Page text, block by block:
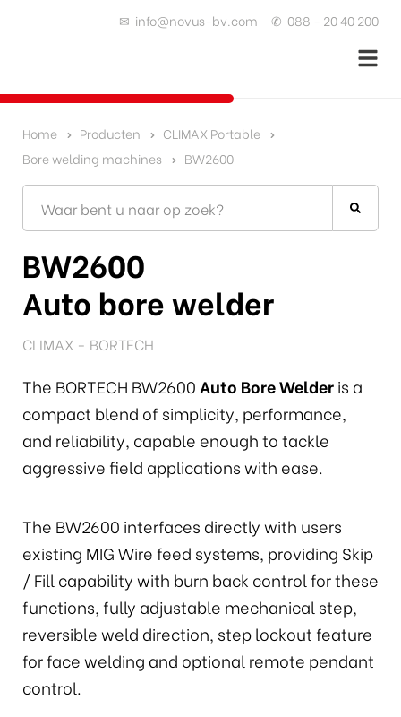
✉ info@novus-bv.com ✆ 088 - 20 40 200
Home Producten
CLIMAX Portable
Bore welding machines
BW2600
BW2600
Auto bore welder
CLIMAX - BORTECH
The BORTECH BW2600 Auto Bore Welderis a
compact blend of simplicity, performance,
and reliability, capable enough to tackle
aggressive field applications with ease.
The BW2600 interfaces directly with users
existing MIG Wire feed systems, providing Skip
/ Fill capability with burn back control for these
functions, fully adjustable mechanical step,
reversible weld direction, step lockout feature
for face welding and optional remote pendant
control.